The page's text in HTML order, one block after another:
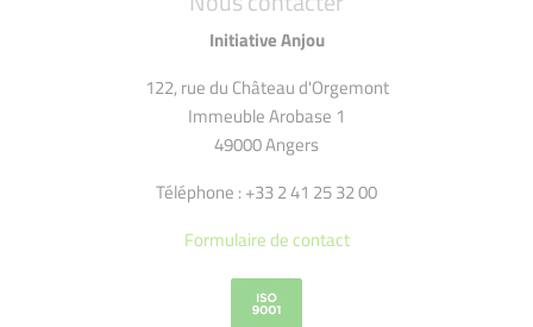
Initiative Anjou
122, rue du Château d'Orgemont
Immeuble Arobase 1
49000 Angers
Téléphone : +33 2 41 25 32 00
Formulaire de contact